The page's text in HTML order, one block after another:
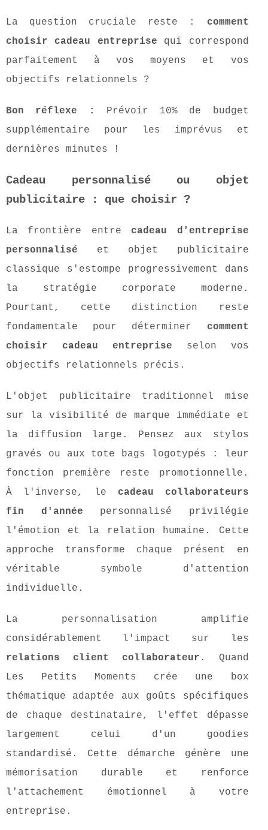
La question cruciale reste : comment
choisir cadeau entreprise qui correspond
parfaitement à vos moyens et vos
objectifs relationnels ?
Bon réflexe :
Prévoir 10% de budget
supplémentaire pour les imprévus et
dernières minutes !
Cadeau personnalisé ou objet
publicitaire : que choisir ?
La frontière entre cadeau d'entreprise
personnalisé et objet publicitaire
classique s'estompe progressivement dans
la stratégie corporate moderne.
Pourtant, cette distinction reste
fondamentale pour déterminer comment
choisir cadeau entreprise selon vos
objectifs relationnels précis.
L'objet publicitaire traditionnel mise
sur la visibilité de marque immédiate et
la diffusion large. Pensez aux stylos
gravés ou aux tote bags logotypés : leur
fonction première reste promotionnelle.
À l'inverse, le cadeau collaborateurs
fin d'année personnalisé privilégie
l'émotion et la relation humaine. Cette
approche transforme chaque présent en
véritable symbole d'attention
individuelle.
La personnalisation amplifie
considérablement l'impact sur les
relations client collaborateur . Quand
Les Petits Moments crée une box
thématique adaptée aux goûts spécifiques
de chaque destinataire, l'effet dépasse
largement celui d'un goodies
standardisé. Cette démarche génère une
mémorisation durable et renforce
l'attachement émotionnel à votre
entreprise.